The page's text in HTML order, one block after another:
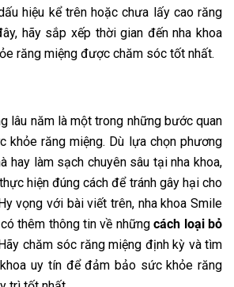
hiệu kể trên hoặc chưa lấy cao răng
hãy sắp xếp thời gian đến nha khoa
răng miệng được chăm sóc tốt nhất.
lâu năm là một trong những bước quan
khỏe răng miệng. Dù lựa chọn phương
hay làm sạch chuyên sâu tại nha khoa,
hiện đúng cách để tránh gây hại cho
vọng với bài viết trên, nha khoa Smile
thêm thông tin về nhữngcách loại bỏ
chăm sóc răng miệng định kỳ và tìm
uy tín để đảm bảo sức khỏe răng